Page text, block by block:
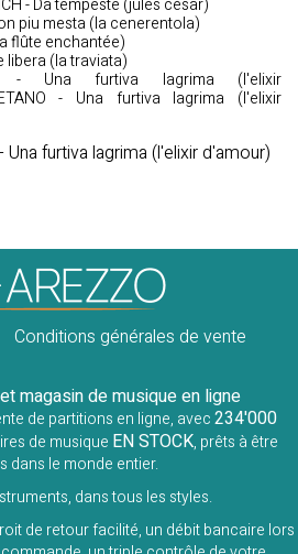
- Da tempeste (jules césar)
piu mesta (la cenerentola)
flûte enchantée)
libera (la traviata)
- Una furtiva lagrima (l'elixir
- Una furtiva lagrima (l'elixir
Una furtiva lagrima (l'elixir d'amour)
Conditions générales de vente
magasin de musique en ligne
de partitions en ligne, avec234'000
de musique EN STOCK, prêts à être
dans le monde entier.
dans tous les styles.
de retour facilité, un débit bancaire lors